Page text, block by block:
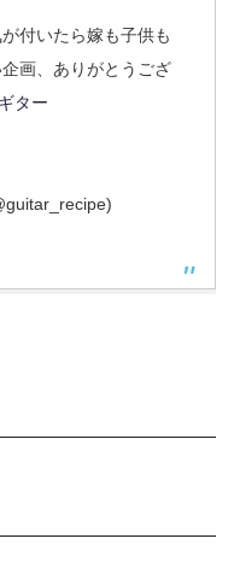
付いたら嫁も子供も
画、ありがとうござ
ター